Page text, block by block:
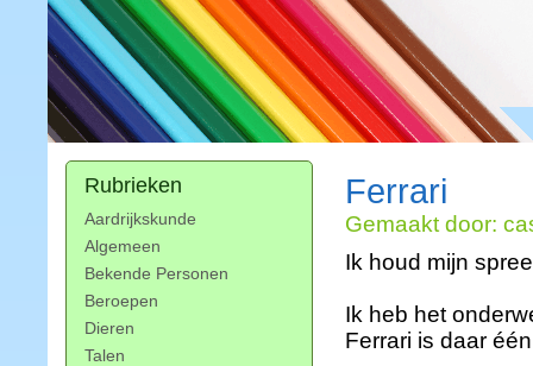
Rubrieken
Aardrijkskunde
Algemeen
Bekende Personen
Beroepen
Dieren
Talen
Ferrari
Gemaakt door:
Ik houd mijn
Ik heb het
Ferrari is daar